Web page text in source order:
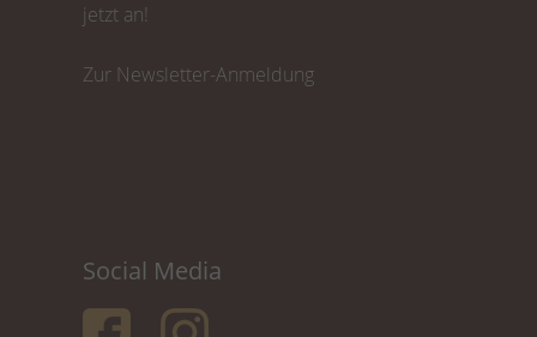
jetzt an!
Zur Newsletter-Anmeldung
Social Media